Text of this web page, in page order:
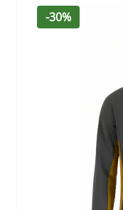
-30%